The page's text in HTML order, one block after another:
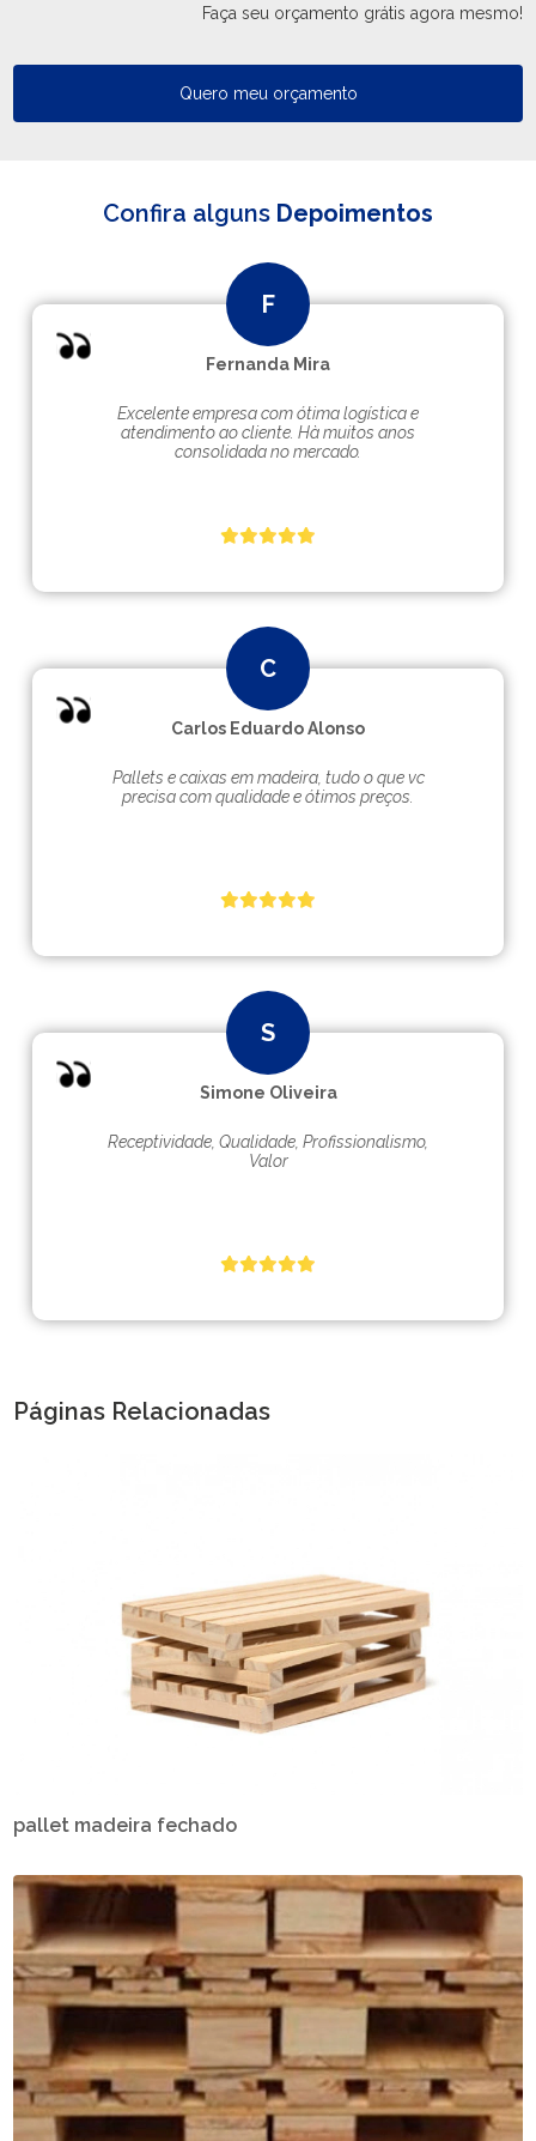
Faça seu orçamento grátis agora mesmo!
Quero meu orçamento
Confira alguns Depoimentos
Fernanda Mira
Excelente empresa com ótima logística e
atendimento ao cliente. Hà muitos anos
consolidada no mercado.
Carlos Eduardo Alonso
Pallets e caixas em madeira, tudo o que vc
precisa com qualidade e ótimos preços.
Simone Oliveira
Receptividade, Qualidade, Profissionalismo,
Valor
Páginas Relacionadas
pallet madeira fechado